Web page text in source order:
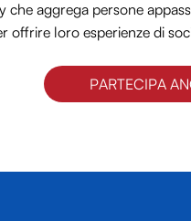
che aggrega persone
offrire loro esperienze di
PARTECIPA